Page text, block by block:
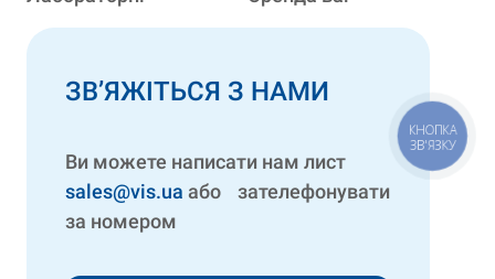
ЗВ’ЯЖІТЬСЯ З НАМИ
Ви можете написати нам лист
sales@vis.ua або зателефонувати
за номером
КНОПКА
ЗВ'ЯЗКУ